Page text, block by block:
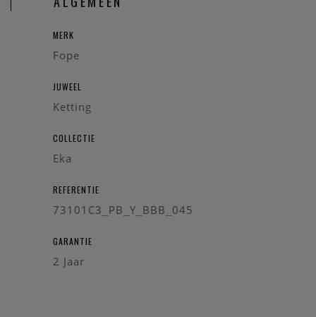
MERK
Fope
JUWEEL
Ketting
COLLECTIE
Eka
REFERENTIE
73101C3_PB_Y_BBB_045
GARANTIE
2 Jaar